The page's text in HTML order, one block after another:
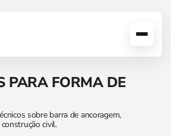
PARA FORMA DE
sobre barra de ancoragem,
civil.